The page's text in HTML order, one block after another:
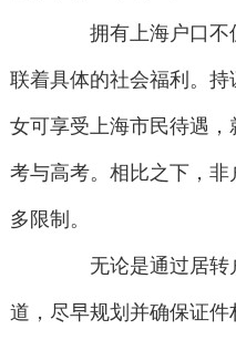
拥有上海户口不
联着具体的社会福利。
女可享受上海市民待遇
考与高考。相比之下，
多限制。
无论是通过居转
道，尽早规划并确保证